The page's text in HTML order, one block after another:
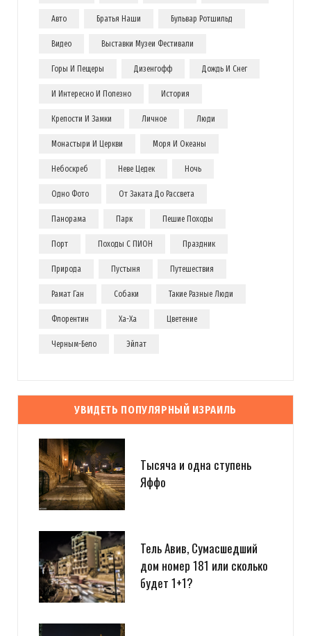
Авто Братья Наши Бульвар Ротшильд
Видео Выставки Музеи Фестивали
Горы И Пещеры Дизенгофф Дождь И Снег
И Интересно И Полезно История
Крепости И Замки Личное Люди
Монастыри И Церкви Моря И Океаны
Небоскреб Неве Цедек Ночь
Одно Фото От Заката До Рассвета
Панорама Парк Пешие Походы
Порт Походы С ПИОН Праздник
Природа Пустыня Путешествия
Рамат Ган Собаки Такие Разные Люди
Флорентин Ха-Ха Цветение
Черным-Бело Эйлат
УВИДЕТЬ ПОПУЛЯРНЫЙ ИЗРАИЛЬ
Тысяча и одна ступень
Яффо
Тель Авив, Сумасшедший
дом номер 181 или сколько
будет 1+1?